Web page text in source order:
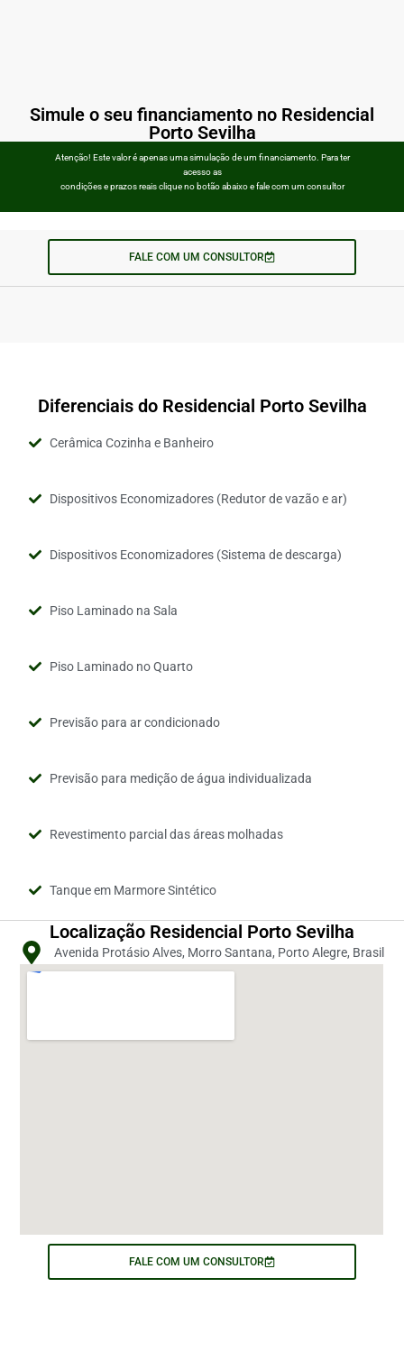
Simule o seu financiamento no Residencial
Porto Sevilha
Atenção! Este valor é apenas uma simulação de um financiamento. Para ter
acesso as
condições e prazos reais clique no botão abaixo e fale com um consultor
FALE COM UM CONSULTOR
Diferenciais do Residencial Porto Sevilha
Cerâmica Cozinha e Banheiro
Dispositivos Economizadores (Redutor de vazão e ar)
Dispositivos Economizadores (Sistema de descarga)
Piso Laminado na Sala
Piso Laminado no Quarto
Previsão para ar condicionado
Previsão para medição de água individualizada
Revestimento parcial das áreas molhadas
Tanque em Marmore Sintético
Localização Residencial Porto Sevilha
Avenida Protásio Alves, Morro Santana, Porto Alegre, Brasil
FALE COM UM CONSULTOR